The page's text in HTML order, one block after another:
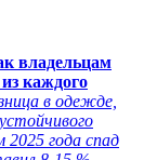
владельцам
каждого
в одежде,
года спад